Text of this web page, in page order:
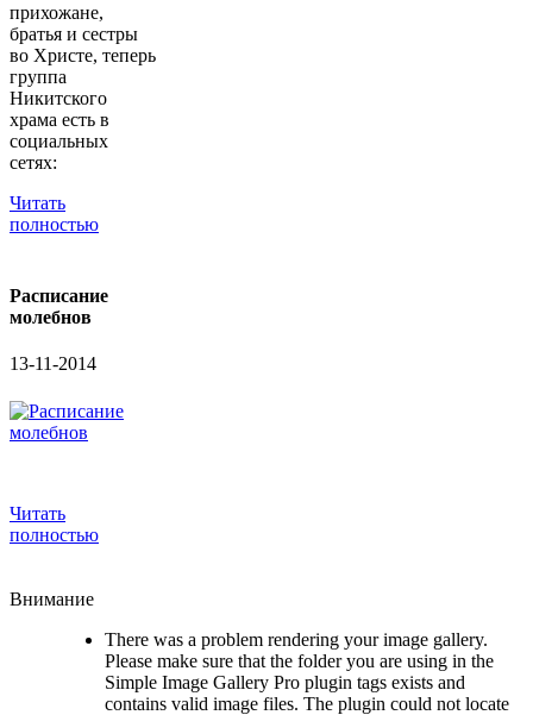
прихожане,
братья и сестры
во Христе, теперь
группа
Никитского
храма есть в
социальных
сетях:
Читать
полностью
Расписание
молебнов
13-11-2014
Читать
полностью
Внимание
There was a problem rendering your image gallery.
Please make sure that the folder you are using in the
Simple Image Gallery Pro plugin tags exists and
contains valid image files. The plugin could not locate